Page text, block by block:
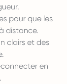
pour que les
distance.
clairs et des
en